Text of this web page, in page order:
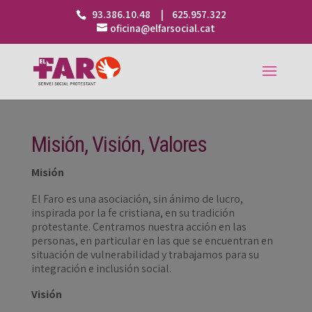
93.386.10.48 | 625.957.322
oficina@elfarsocial.cat
Misión, Visión, Valores
Misión
El Faro es una asociación, sin ánimo de lucro,
inspirada por la fe cristiana, en su tradición
protestante. Centramos nuestra acción en las
personas, en particular en las que se encuentran en
situación de vulnerabilidad y trabajamos para su
integración e inclusión social.
Visión